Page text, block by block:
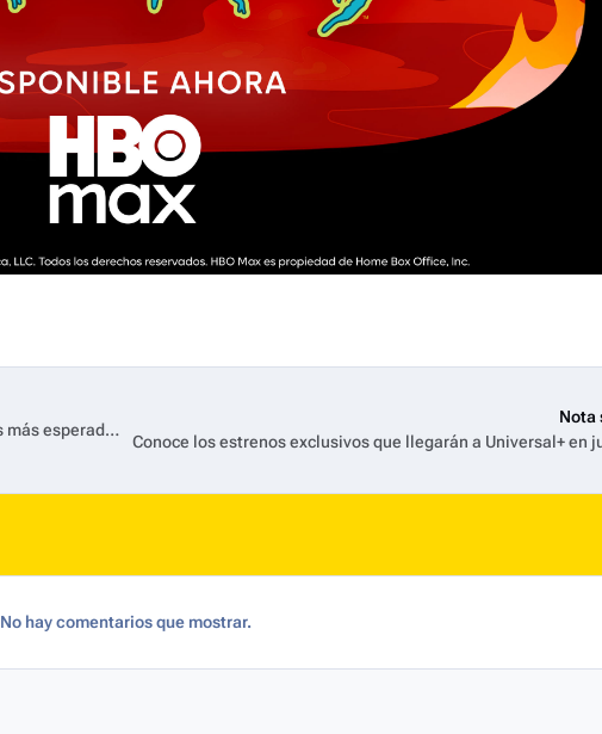
HBO Max revela imágenes nunca vistas de sus estrenos más esperados para 2026
Nota
Conoce los estrenos exclusivos que llegarán a Universal+ en
No hay comentarios que mostrar.